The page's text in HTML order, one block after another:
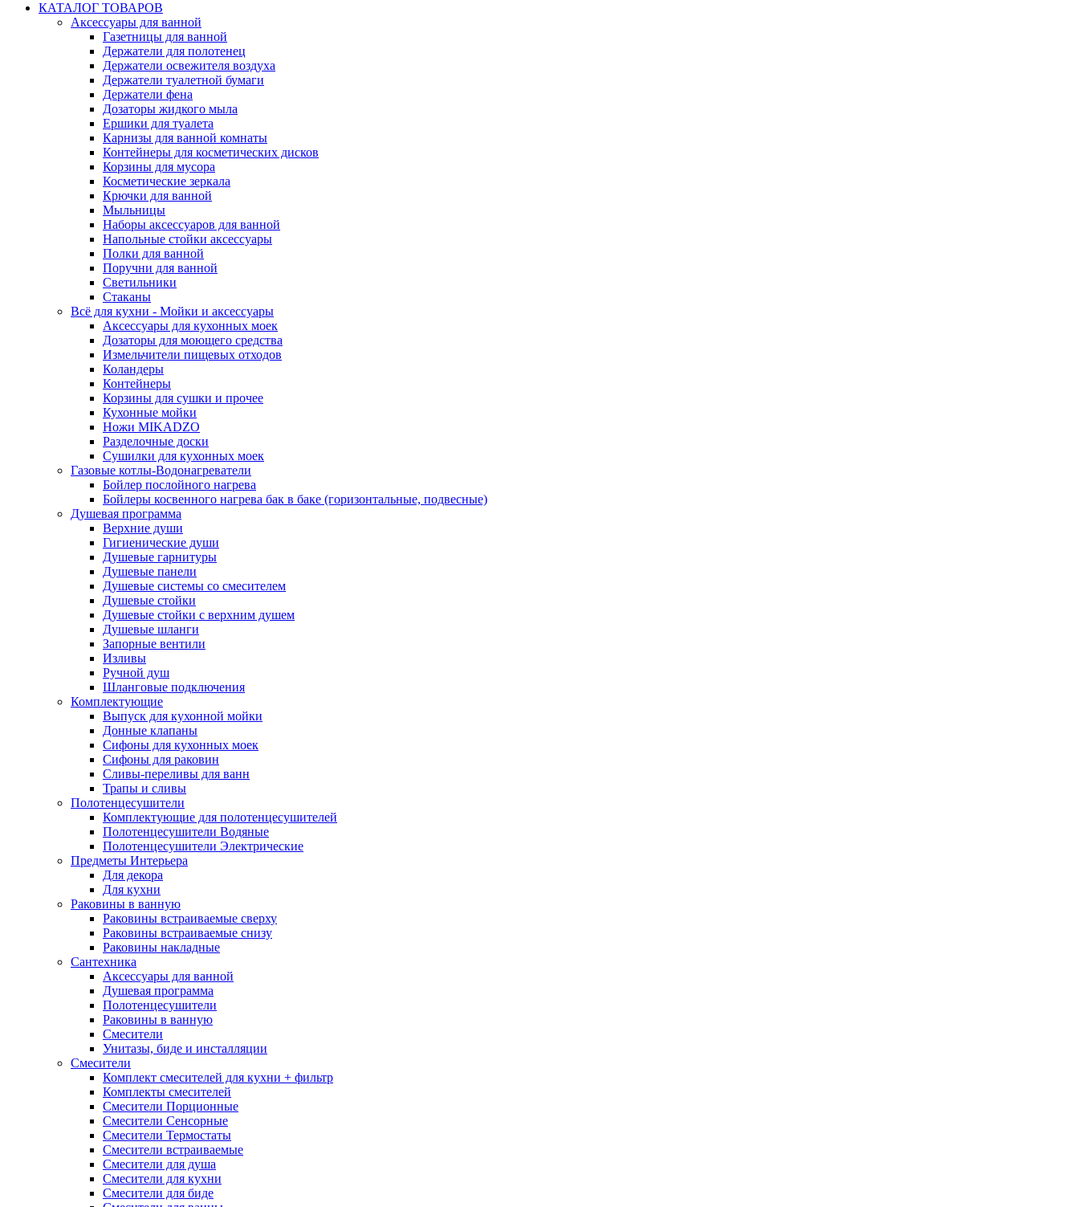
КАТАЛОГ ТОВАРОВ
Аксессуары для ванной
Газетницы для ванной
Держатели для полотенец
Держатели освежителя воздуха
Держатели туалетной бумаги
Держатели фена
Дозаторы жидкого мыла
Ершики для туалета
Карнизы для ванной комнаты
Контейнеры для косметических дисков
Корзины для мусора
Косметические зеркала
Крючки для ванной
Мыльницы
Наборы аксессуаров для ванной
Напольные стойки аксессуары
Полки для ванной
Поручни для ванной
Светильники
Стаканы
Всё для кухни - Мойки и аксессуары
Аксессуары для кухонных моек
Дозаторы для моющего средства
Измельчители пищевых отходов
Коландеры
Контейнеры
Корзины для сушки и прочее
Кухонные мойки
Ножи MIKADZO
Разделочные доски
Сушилки для кухонных моек
Газовые котлы-Водонагреватели
Бойлер послойного нагрева
Бойлеры косвенного нагрева бак в баке (горизонтальные, подвесные)
Душевая программа
Верхние души
Гигиенические души
Душевые гарнитуры
Душевые панели
Душевые системы со смесителем
Душевые стойки
Душевые стойки с верхним душем
Душевые шланги
Запорные вентили
Изливы
Ручной душ
Шланговые подключения
Комплектующие
Выпуск для кухонной мойки
Донные клапаны
Сифоны для кухонных моек
Сифоны для раковин
Сливы-переливы для ванн
Трапы и сливы
Полотенцесушители
Комплектующие для полотенцесушителей
Полотенцесушители Водяные
Полотенцесушители Электрические
Предметы Интерьера
Для декора
Для кухни
Раковины в ванную
Раковины встраиваемые сверху
Раковины встраиваемые снизу
Раковины накладные
Сантехника
Аксессуары для ванной
Душевая программа
Полотенцесушители
Раковины в ванную
Смесители
Унитазы, биде и инсталляции
Смесители
Комплект смесителей для кухни + фильтр
Комплекты смесителей
Смесители Порционные
Смесители Сенсорные
Смесители Термостаты
Смесители встраиваемые
Смесители для душа
Смесители для кухни
Смесители для биде